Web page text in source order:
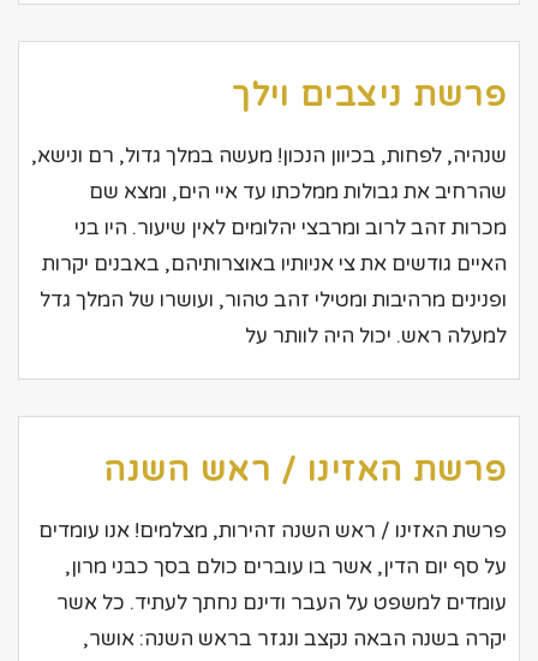
פרשת ניצבים וילך
שנהיה, לפחות, בכיוון הנכון! מעשה במלך גדול, רם ונישא,
שהרחיב את גבולות ממלכתו עד איי הים, ומצא שם
מכרות זהב לרוב ומרבצי יהלומים לאין שיעור. היו בני
האיים גודשים את צי אניותיו באוצרותיהם, באבנים יקרות
ופנינים מרהיבות ומטילי זהב טהור, ועושרו של המלך גדל
למעלה ראש. יכול היה לוותר על
פרשת האזינו / ראש השנה
פרשת האזינו / ראש השנה זהירות, מצלמים! אנו עומדים
על סף יום הדין, אשר בו עוברים כולם בסך כבני מרון,
עומדים למשפט על העבר ודינם נחתך לעתיד. כל אשר
יקרה בשנה הבאה נקצב ונגזר בראש השנה: אושר,